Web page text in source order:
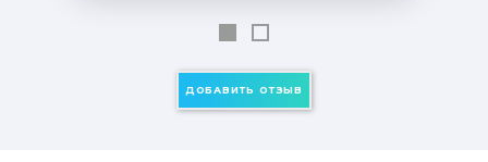
ДОБАВИТЬ ОТЗЫВ